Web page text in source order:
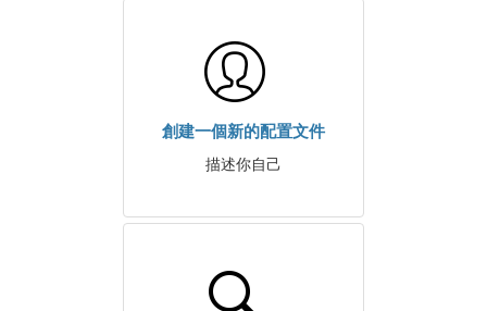
創建一個新的配置文件
描述你自己